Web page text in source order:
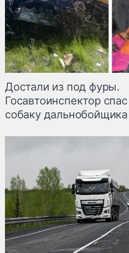
Достали из под фуры.
Госавтоинспектор
собаку дальнобойщика